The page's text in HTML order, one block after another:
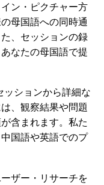
ン・ピクチャー方
母国語への同時通
、セッションの録
なたの母国語で提
ッションから詳細な
、観察結果や問題
含まれます。私た
国語や英語でのプ
ザー・リサーチを